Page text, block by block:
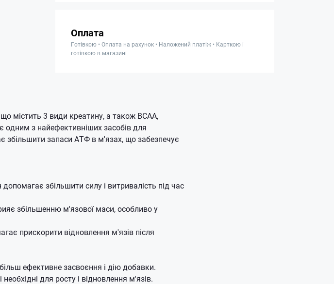
Оплата
Готівкою • Оплата на рахунок • Наложений платіж • Карткою і
готівкою в магазині
містить 3 види креатину, а також BCAA,
одним з найефективніших засобів для
збільшити запаси АТФ в м'язах, що забезпечує
збільшити силу і витривалість під час
збільшенню м'язової маси, особливо у
прискорити відновлення м'язів після
ефективне засвоєння і дію добавки.
для росту і відновлення м'язів.